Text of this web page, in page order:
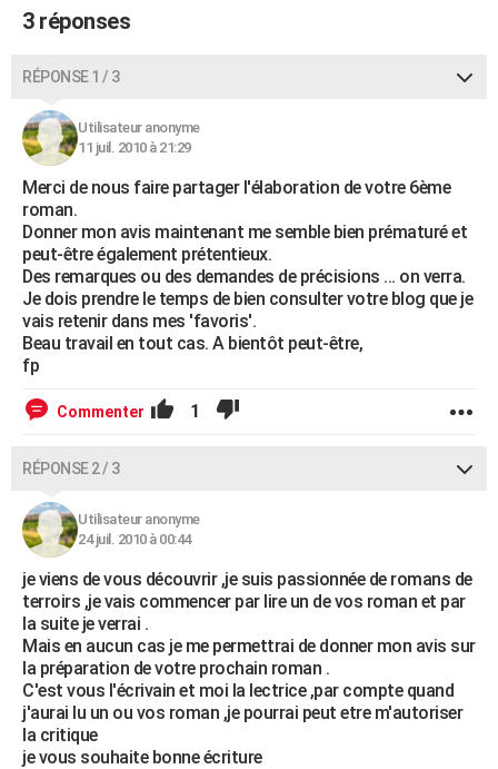
BONS PLANS
Dictionnaire
Biographies
Citations
Expressions
Proverbes
PROGRAMME TV
COPAINS D'AVANT
S'inscrire
Se connecter
Lycées
Collèges
Primaires
Universités
Entreprises
Service militaire
Avis de recherche
AVIS DE DÉCÈS
FORUM
Bricolage
Lifestyle
Culture
Sport
Auto
Television
Voyage
Cinema
3 réponses
RÉPONSE 1 / 3
Utilisateur anonyme
11 juil. 2010 à 21:29
Merci de nous faire partager l'élaboration de votre 6ème
roman.
Donner mon avis maintenant me semble bien prématuré et
peut-être également prétentieux.
Des remarques ou des demandes de précisions ... on verra.
Je dois prendre le temps de bien consulter votre blog que je
vais retenir dans mes 'favoris'.
Beau travail en tout cas. A bientôt peut-être,
fp
Commenter 1
RÉPONSE 2 / 3
Utilisateur anonyme
24 juil. 2010 à 00:44
je viens de vous découvrir ,je suis passionnée de romans de
terroirs ,je vais commencer par lire un de vos roman et par
la suite je verrai .
Mais en aucun cas je me permettrai de donner mon avis sur
la préparation de votre prochain roman .
C'est vous l'écrivain et moi la lectrice ,par compte quand
j'aurai lu un ou vos roman ,je pourrai peut etre m'autoriser
la critique
je vous souhaite bonne écriture